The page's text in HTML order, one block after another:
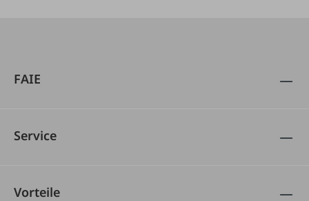
FAIE
Service
Vorteile